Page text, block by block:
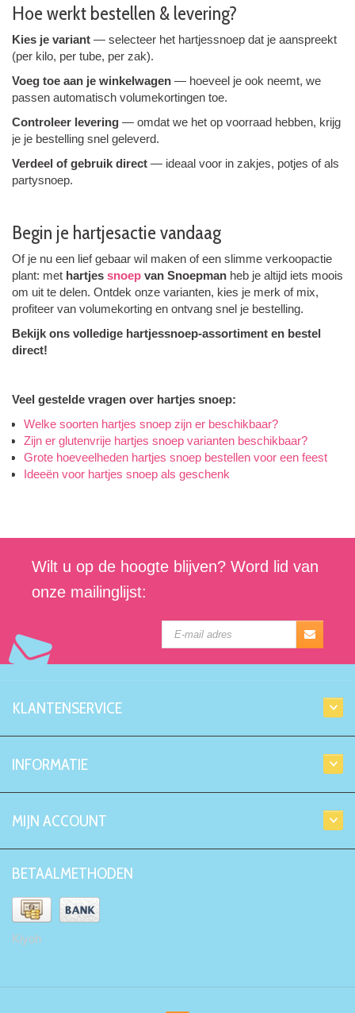
Hoe werkt bestellen & levering?
Kies je variant — selecteer het hartjes­snoep dat je aanspreekt
(per kilo, per tube, per zak).
Voeg toe aan je winkelwagen — hoeveel je ook neemt, we
passen automatisch volumekortingen toe.
Controleer levering — omdat we het op voorraad hebben, krijg
je je bestelling snel geleverd.
Verdeel of gebruik direct — ideaal voor in zakjes, potjes of als
partysnoep.
Begin je hartjesactie vandaag
Of je nu een lief gebaar wil maken of een slimme verkoopactie
plant: met hartjes ­ snoep van Snoepman heb je altijd iets moois
om uit te delen. Ontdek onze varianten, kies je merk of mix,
profiteer van volumekorting en ontvang snel je bestelling.
Bekijk ons volledige hartjessnoep-assortiment en bestel
direct!
Veel gestelde vragen over hartjes snoep:
Welke soorten hartjes snoep zijn er beschikbaar?
Zijn er glutenvrije hartjes snoep varianten beschikbaar?
Grote hoeveelheden hartjes snoep bestellen voor een feest
Ideeën voor hartjes snoep als geschenk
Wilt u op de hoogte blijven? Word lid van
onze mailinglijst:
KLANTENSERVICE
INFORMATIE
MIJN ACCOUNT
BETAALMETHODEN
Kiyoh